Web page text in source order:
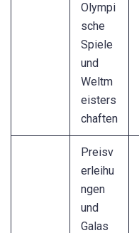
Olympi
sche
Spiele
und
Weltm
eisters
chaften
Preisv
erleihu
ngen
und
Galas